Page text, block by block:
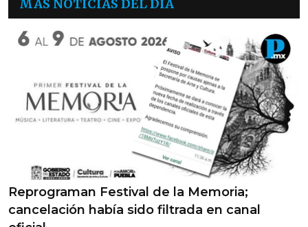
MÁS NOTICIAS DEL DÍA
Reprograman Festival de la Memoria;
cancelación había sido filtrada en canal